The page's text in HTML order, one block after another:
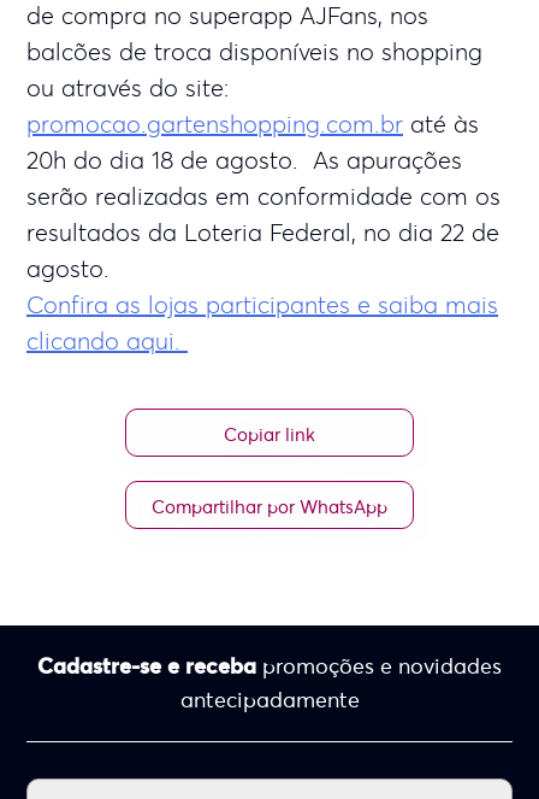
de compra no superapp AJFans, nos
balcões de troca disponíveis no shopping
ou através do site:
promocao.gartenshopping.com.br até às
20h do dia 18 de agosto. As apurações
serão realizadas em conformidade com os
resultados da Loteria Federal, no dia 22 de
agosto.
Confira as lojas participantes e saiba mais
clicando aqui.
Copiar link
Compartilhar por WhatsApp
Cadastre-se e receba promoções e novidades
antecipadamente